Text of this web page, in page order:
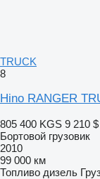
TRUCK
8
Hino RANGER
805 400 KGS 9 210 $
Бортовой грузовик
2010
99 000 км
Топливо дизель